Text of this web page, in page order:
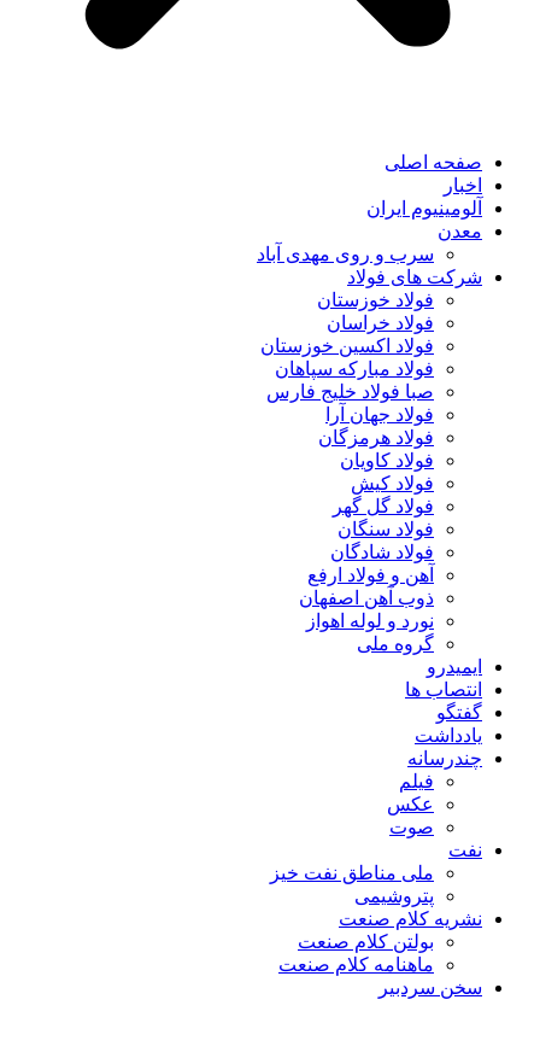
صفحه اصلی
اخبار
آلومینیوم ایران
معدن
سرب و روی مهدی آباد
شرکت های فولاد
فولاد خوزستان
فولاد خراسان
فولاد اکسین خوزستان
فولاد مبارکه سپاهان
صبا فولاد خلیج فارس
فولاد جهان آرا
فولاد هرمزگان
فولاد کاویان
فولاد کیش
فولاد گل گهر
فولاد سنگان
فولاد شادگان
آهن و فولاد ارفع
ذوب آهن اصفهان
نورد و لوله اهواز
گروه ملی
ایمیدرو
انتصاب ها
گفتگو
یادداشت
چندرسانه
فیلم
عکس
صوت
نفت
ملی مناطق نفت خیز
پتروشیمی
نشریه کلام صنعت
بولتن کلام صنعت
ماهنامه کلام صنعت
سخن سردبیر